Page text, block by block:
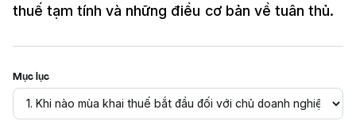
thuế tạm tính và những điều cơ bản về tuân thủ.
Mục lục